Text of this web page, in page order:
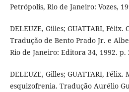
Petrópolis, Rio de Janeiro: Vozes,
DELEUZE, Gilles; GUATTARI, Félix.
Tradução de Bento Prado Jr. e
Rio de Janeiro: Editora 34, 1992. p.
DELEUZE, Gilles; GUATTARI,
esquizofrenia. Tradução Aurélio